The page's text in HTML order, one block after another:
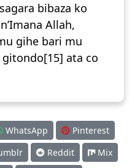
bibaza ko
Allah,
gihe bari mu
ata co
WhatsApp
Pinterest
Reddit
Mix